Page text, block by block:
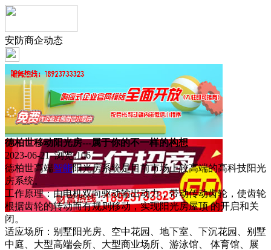
安防商企动态
德柏世移动阳光房---属于你的不一样的构想
2023-06-21 浏览:106
德柏世高端智能阳光房系统是目前市场上较高端的高科技阳光
房系统。
工作原理：由电机双向驱动输出动力，带动传动齿轮，使齿轮
根据齿轮的转动而有规则移动，实现阳光房屋顶 的开启和关
闭。
适应场所：别墅阳光房、空中花园、地下室、下沉花园、别墅
中庭、大型高端会所、大型商业场所、游泳馆、 体育馆、展